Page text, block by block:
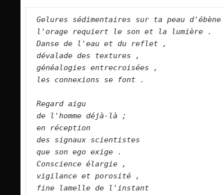
Gelures sédimentaires sur ta peau
l'orage requiert le son et la lumière .
Danse de l'eau et du reflet ,
dévalade des textures ,
généalogies entrecroisées ,
les connexions se font .
Regard aigu
de l'homme déjà-là ;
en réception
des signaux scientistes
que son ego exige .
Conscience élargie ,
vigilance et porosité ,
fine lamelle de l'instant